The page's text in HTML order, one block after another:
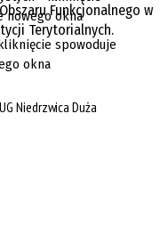
Funkcjonalnego w
Terytorialnych.
Niedrzwica Duża